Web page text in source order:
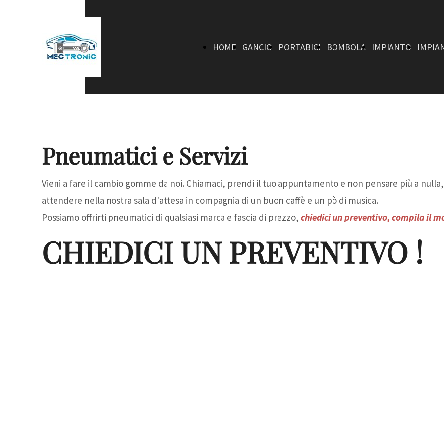
HOME GANCIO
TRAINO
PORTABICI
TRAINO
BOMBOLA IMPIANTO
BENZINA DIESEL
Pneumatici e Servizi
Vieni a fare il cambio gomme da noi. Chiamaci, prendi il tuo appuntamento e non pensare più a
attendere nella nostra sala d'attesa in compagnia di un buon caffè e un pò di musica.
Possiamo offrirti pneumatici di qualsiasi marca e fascia di prezzo, chiedici un preventivo, compila il
CHIEDICI UN PREVENTIVO !